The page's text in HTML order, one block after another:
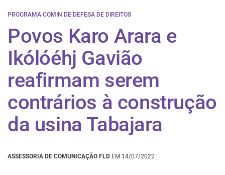
PROGRAMA COMIN DE DEFESA DE DIREITOS
Povos Karo Arara e
Ikólóéhj Gavião
reafirmam serem
contrários à construção
da usina Tabajara
ASSESSORIA DE COMUNICAÇÃO FLD EM 14/07/2022